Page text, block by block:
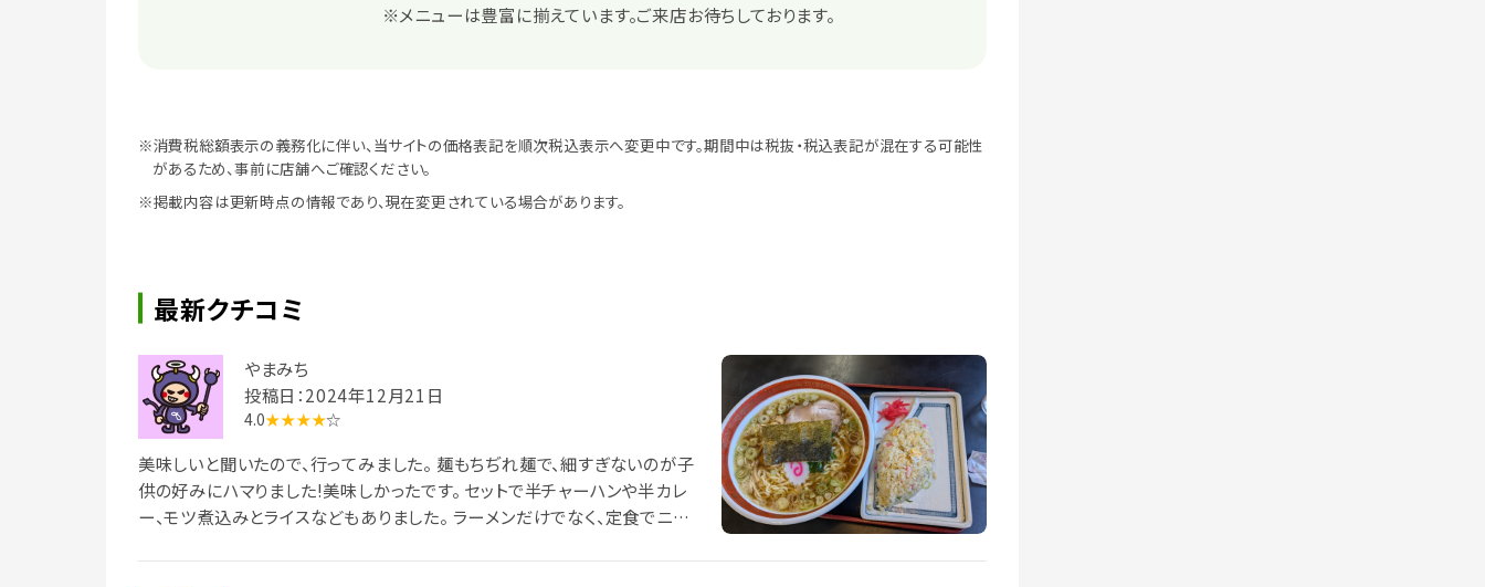
※メニューは豊富に揃えています。ご来店お待ちしております。
※消費税総額表示の義務化に伴い、当サイトの価格表記を順次税込表示へ変更中です。期間中は税抜・税込表記が混在する可能性
があるため、事前に店舗へご確認ください。
※掲載内容は更新時点の情報であり、現在変更されている場合があります。
最新クチコミ
やまみち
投稿日：2024年12月21日
4.0★★★★☆
美味しいと聞いたので、行ってみました。 麺もちぢれ麺で、細すぎないのが子
供の好みにハマりました!美味しかったです。 セットで半チャーハンや半カレ
ー、モツ煮込みとライスなどもありました。 ラーメンだけでなく、定食でニラ
出ないのでその分エコかも。